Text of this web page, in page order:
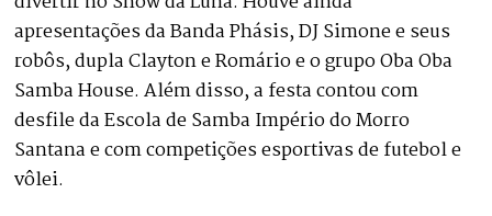
apresentações da Banda Phásis, DJ Simone e seus
robôs, dupla Clayton e Romário e o grupo Oba Oba
Samba House. Além disso, a festa contou com
desfile da Escola de Samba Império do Morro
Santana e com competições esportivas de futebol e
vôlei.